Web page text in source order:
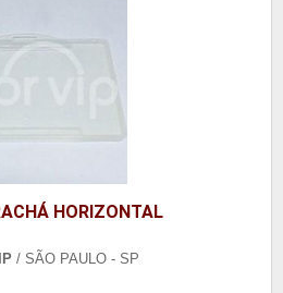
de cabos elétricos;-
tubulações;- Manta para
de cortina isolante;-
HORIZONTAL
/ SÃO PAULO - SP